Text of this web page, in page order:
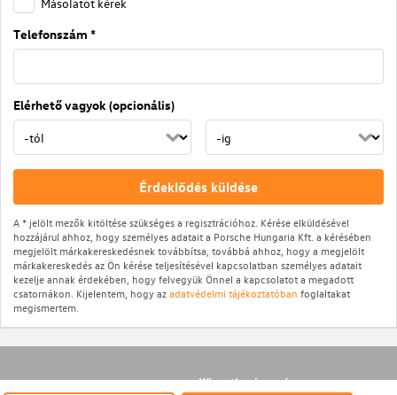
Telefonszám *
Elérhető vagyok (opcionális)
Érdeklődés küldése
A * jelölt mezők kitöltése szükséges a regisztrációhoz. Kérése elküldésével
hozzájárul ahhoz, hogy személyes adatait a Porsche Hungaria Kft. a kérésében
megjelölt márkakereskedésnek továbbítsa, továbbá ahhoz, hogy a megjelölt
márkakereskedés az Ön kérése teljesítésével kapcsolatban személyes adatait
kezelje annak érdekében, hogy felvegyük Önnel a kapcsolatot a megadott
csatornákon. Kijelentem, hogy azadatvédelmi tájékoztatóban foglaltakat
megismertem.
Közvetlen keresés